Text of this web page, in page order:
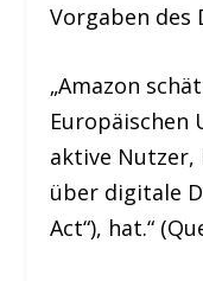
Vorgaben des
„Amazon
Europäischen
aktive Nutzer,
über digitale
Act“), hat.“